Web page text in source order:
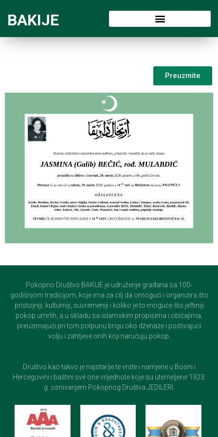
BAKIJE
Preuzmite
Pokopno Društvo BAKIJE je udruženje građana sa 100-
godišnjom tradicijom, koje ima za cilj da omogući i organizira što
pristojniji, kulturniji, suvremeniji i koliko je to moguće što jeftiniji
pokop umrlih, a u skladu sa islamskim propisima i običajima,
preuzimajući pri tom potpunu brigu oko dženaze i poštivajući
volju i zahtjeve onih koji naručuju pokop.
Društvo kao takvo je najstarije te vrste i namjene u Bosni i
Hercegovini i baštini sve one vrijednote koje su utemeljene 1923.
g. osnivanjem Pokopnog Društva JEDILERI.